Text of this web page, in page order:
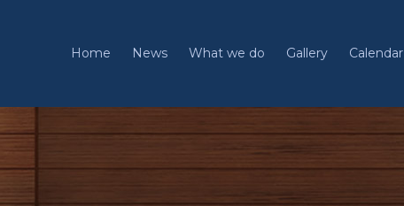
Home News What we do Gallery Calendar